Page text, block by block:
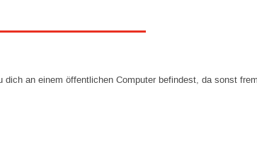
an einem öffentlichen Computer befindest, da sonst